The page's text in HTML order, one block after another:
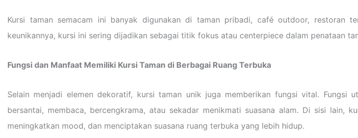
Kursi taman semacam ini banyak digunakan di taman pribadi, café outdoor, restoran
keunikannya, kursi ini sering dijadikan sebagai titik fokus atau centerpiece dalam penataan
Fungsi dan Manfaat Memiliki Kursi Taman di Berbagai Ruang Terbuka
Selain menjadi elemen dekoratif, kursi taman unik juga memberikan fungsi vital. Fungsi
bersantai, membaca, bercengkrama, atau sekadar menikmati suasana alam. Di sisi lain,
meningkatkan mood, dan menciptakan suasana ruang terbuka yang lebih hidup.